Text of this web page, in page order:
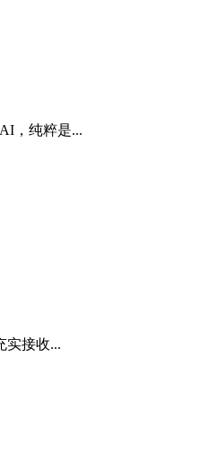
，纯粹是...
实接收...